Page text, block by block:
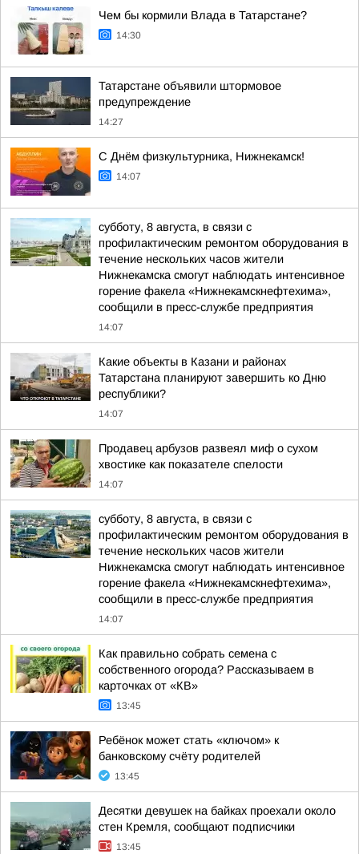
Чем бы кормили Влада в Татарстане?
14:30
Татарстане объявили штормовое
предупреждение
14:27
С Днём физкультурника, Нижнекамск!
14:07
субботу, 8 августа, в связи с
профилактическим ремонтом оборудования в
течение нескольких часов жители
Нижнекамска смогут наблюдать интенсивное
горение факела «Нижнекамскнефтехима»,
сообщили в пресс-службе предприятия
14:07
Какие объекты в Казани и районах
Татарстана планируют завершить ко Дню
республики?
14:07
Продавец арбузов развеял миф о сухом
хвостике как показателе спелости
14:07
субботу, 8 августа, в связи с
профилактическим ремонтом оборудования в
течение нескольких часов жители
Нижнекамска смогут наблюдать интенсивное
горение факела «Нижнекамскнефтехима»,
сообщили в пресс-службе предприятия
14:07
Как правильно собрать семена с
собственного огорода? Рассказываем в
карточках от «КВ»
13:45
Ребёнок может стать «ключом» к
банковскому счёту родителей
13:45
Десятки девушек на байках проехали около
стен Кремля, сообщают подписчики
13:45